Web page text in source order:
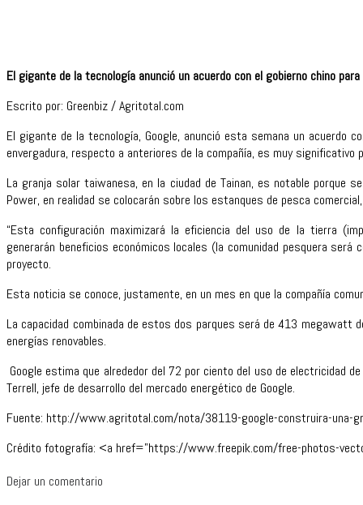
El gigante de la tecnología anunció un acuerdo con el gobierno chino
Escrito por: Greenbiz / Agritotal.com
El gigante de la tecnología, Google, anunció esta semana un acuerdo
envergadura, respecto a anteriores de la compañía, es muy significativo
La granja solar taiwanesa, en la ciudad de Tainan, es notable porque
Power, en realidad se colocarán sobre los estanques de pesca
“Esta configuración maximizará la eficiencia del uso de la tierra
generarán beneficios económicos locales (la comunidad pesquera
proyecto.
Esta noticia se conoce, justamente, en un mes en que la compañía
La capacidad combinada de estos dos parques será de 413 megawatt
energías renovables.
Google estima que alrededor del 72 por ciento del uso de electricidad
Terrell, jefe de desarrollo del mercado energético de Google.
Fuente: http://www.agritotal.com/nota/38119-google-construira-una-
Crédito fotografía: <a href=”https://www.freepik.com/free-photos-
Dejar un comentario